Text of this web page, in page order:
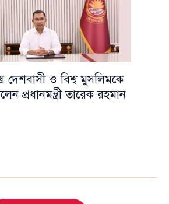
ও বিশ্ব মুসলিমকে
প্রধানমন্ত্রী তারেক রহমান